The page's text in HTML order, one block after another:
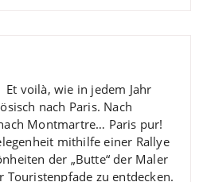
Et voilà, wie in jedem Jahr
nach Paris. Nach
Montmartre… Paris pur!
mithilfe einer Rallye
der „Butte“ der Maler
Touristenpfade zu entdecken.